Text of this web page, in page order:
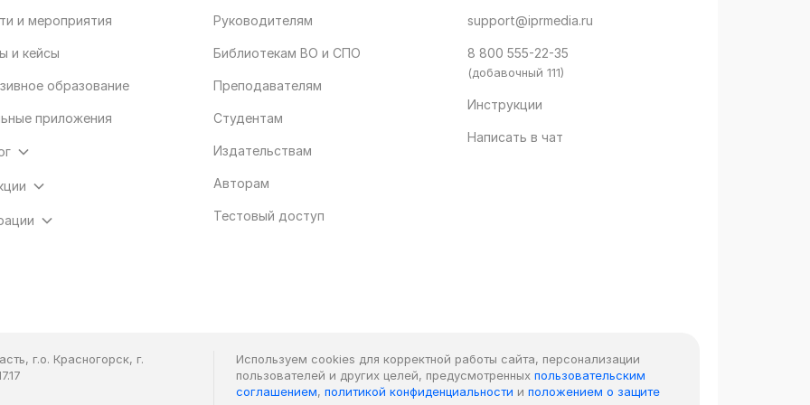
и мероприятия
и кейсы
образование
приложения
Руководителям
Библиотекам ВО и СПО
Преподавателям
Студентам
Издательствам
Авторам
Тестовый доступ
support@iprmedia.ru
8 800 555-22-35
(добавочный 111)
Инструкции
Написать в чат
г.о. Красногорск, г.
Используем cookies для корректной работы сайта, персонализации
пользователей и других целей, предусмотренных пользовательским
соглашением, политикой конфиденциальности и положением о защите